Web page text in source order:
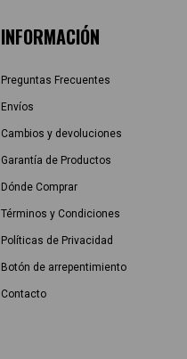
INFORMACIÓN
Preguntas Frecuentes
Envíos
Cambios y devoluciones
Garantía de Productos
Dónde Comprar
Términos y Condiciones
Políticas de Privacidad
Botón de arrepentimiento
Contacto